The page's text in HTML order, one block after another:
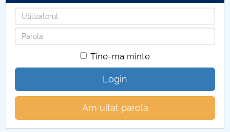
Utilizatorul
Parola
Tine-ma minte
Login
Am uitat parola